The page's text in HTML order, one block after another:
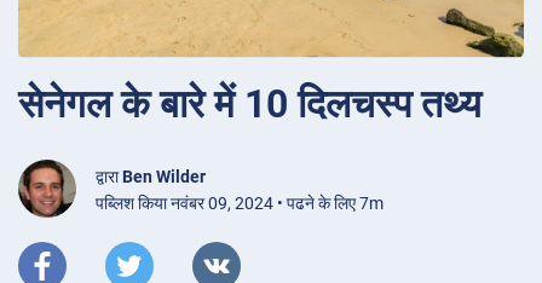
सेनेगल के बारे में 10 दिलचस्प तथ्य
द्वाराBen Wilder
पब्लिश किया नवंबर 09, 2024 • पढने के लिए 7m